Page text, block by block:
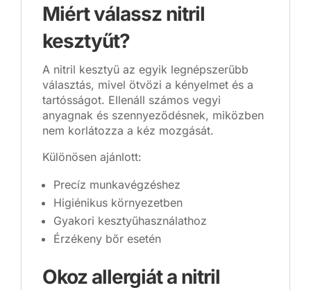
Miért válassz nitril
kesztyűt?
A nitril kesztyű az egyik legnépszerűbb
választás, mivel ötvözi a kényelmet és a
tartósságot. Ellenáll számos vegyi
anyagnak és szennyeződésnek, miközben
nem korlátozza a kéz mozgását.
Különösen ajánlott:
Precíz munkavégzéshez
Higiénikus környezetben
Gyakori kesztyűhasználathoz
Érzékeny bőr esetén
Okoz allergiát a nitril